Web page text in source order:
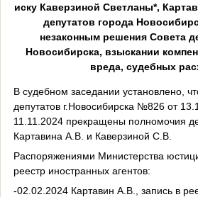
иску Каверзиной Светланы*,
депутатов города
незаконным решения Совета
Новосибирска, взыскании
вреда, судебных
В судебном заседании установлено,
депутатов г.Новосибирска №826 от
11.11.2024 прекращены полномочия
Картавина А.В. и Каверзиной С.В.
Распоряжениями Министерства
реестр иностранных агентов:
-02.02.2024 Картавин А.В., запись в